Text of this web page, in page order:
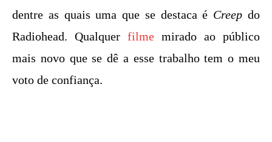
dentre as quais uma que se destaca é Creep do
Radiohead. Qualquer filme mirado ao público
mais novo que se dê a esse trabalho tem o meu
voto de confiança.